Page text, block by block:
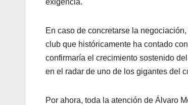
En caso de concretarse la
club que históricamente ha contado
confirmaría el crecimiento sostenido
en el radar de uno de los gigantes del
Por ahora, toda la atención de Álvaro